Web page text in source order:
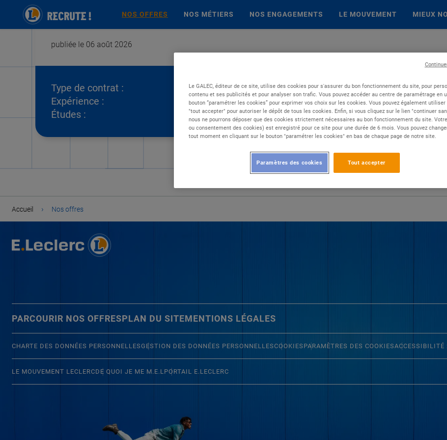
NOS OFFRES NOS MÉTIERS NOS ENGAGEMENTS LE MOUVEMENT MIEUX
publiée le 06 août 2026
Type de contrat :
Expérience :
Études :
Accueil › Nos offres
PARCOURIR NOS OFFRESPLAN DU SITEMENTIONS LÉGALES
CHARTE DES DONNÉES PERSONNELLESGESTION DES DONNÉES PERSONNELLESCOOKIES PARAMÈTRES DES COOKIESACCESSIBILITÉ
LE MOUVEMENT LECLERCDE QUOI JE ME M.E.LPORTAIL E.LECLERC
Le GALEC, éditeur de ce site, utilise des cookies pour s'assurer du bon fonctionnement du site, pour
contenu et ses publicités et pour analyser son trafic. Vous pouvez accéder au centre de paramétrage en
bouton “paramétrer les cookies” pour exprimer vos choix sur les cookies. Vous pouvez également utiliser
"tout accepter" pour autoriser le dépôt de tous les cookies. Enfin, si vous cliquez sur le lien "continuer
nous ne pourrons déposer que des cookies strictement nécessaires au bon fonctionnement du site.
ou consentement des cookies) est enregistré pour ce site pour une durée de 6 mois. Vous pouvez
tout moment en cliquant sur le bouton "paramétrer les cookies" en bas de chaque page de notre site.
Tout accepter
Paramètres des cookies